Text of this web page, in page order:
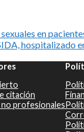
en
citación
no profesionales